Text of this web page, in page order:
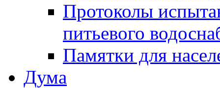
Протоколы
питьевого
Памятки для
Дума